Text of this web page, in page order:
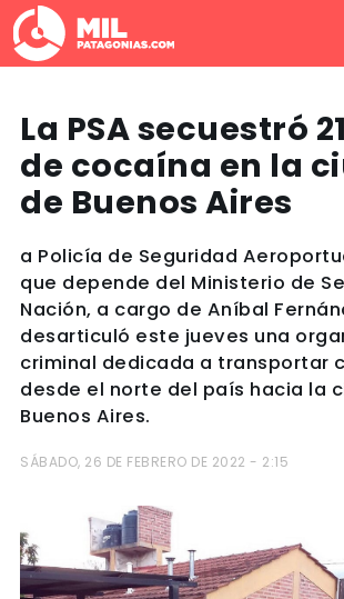
La PSA secuestró
de cocaína en la
de Buenos Aires
a Policía de Seguridad
que depende del Ministerio de
Nación, a cargo de Aníbal
desarticuló este jueves una
criminal dedicada a transportar
desde el norte del país hacia la
Buenos Aires.
SÁBADO, 26 DE FEBRERO DE 2022 - 2:15